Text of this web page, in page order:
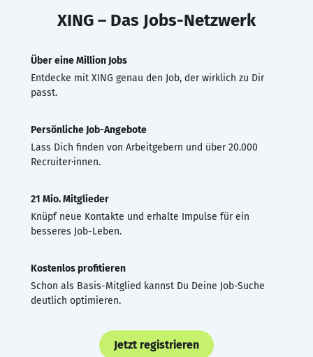
XING – Das Jobs-Netzwerk
Über eine Million Jobs
Entdecke mit XING genau den Job, der wirklich zu Dir
passt.
Persönliche Job-Angebote
Lass Dich finden von Arbeitgebern und über 20.000
Recruiter·innen.
21 Mio. Mitglieder
Knüpf neue Kontakte und erhalte Impulse für ein
besseres Job-Leben.
Kostenlos profitieren
Schon als Basis-Mitglied kannst Du Deine Job-Suche
deutlich optimieren.
Jetzt registrieren